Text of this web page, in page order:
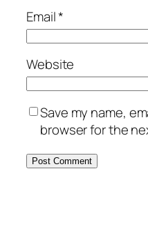
Email*
Website
Save my name,
browser for the